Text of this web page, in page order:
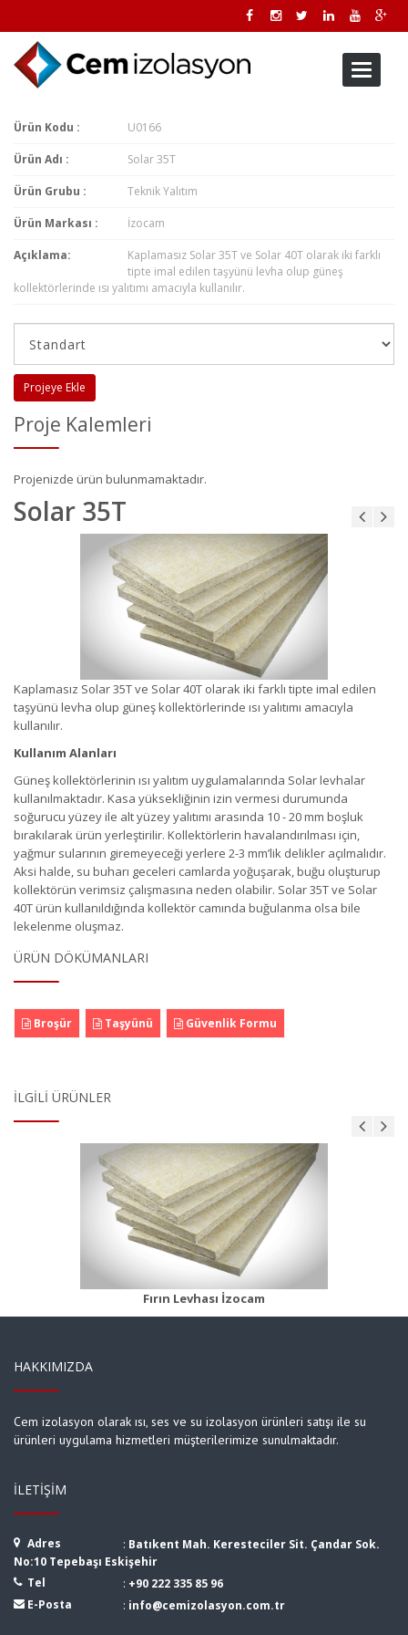
Toggle
Ürün Kodu : U0166
Ürün Adı : Solar 35T
Ürün Grubu : Teknik Yalıtım
Ürün Markası : İzocam
Açıklama:
Kaplamasız Solar 35T ve Solar 40T olarak iki farklı
tipte imal edilen taşyünü levha olup güneş
kollektörlerinde ısı yalıtımı amacıyla kullanılır.
Projeye Ekle
Proje Kalemleri
Projenizde ürün bulunmamaktadır.
Solar 35T
Kaplamasız Solar 35T ve Solar 40T olarak iki farklı tipte imal edilen
taşyünü levha olup güneş kollektörlerinde ısı yalıtımı amacıyla
kullanılır.
Kullanım Alanları
Güneş kollektörlerinin ısı yalıtım uygulamalarında Solar levhalar
kullanılmaktadır. Kasa yüksekliğinin izin vermesi durumunda
soğurucu yüzey ile alt yüzey yalıtımı arasında 10 - 20 mm boşluk
bırakılarak ürün yerleştirilir. Kollektörlerin havalandırılması için,
yağmur sularının giremeyeceği yerlere 2-3 mm’lik delikler açılmalıdır.
Aksi halde, su buharı geceleri camlarda yoğuşarak, buğu oluşturup
kollektörün verimsiz çalışmasına neden olabilir. Solar 35T ve Solar
40T ürün kullanıldığında kollektör camında buğulanma olsa bile
lekelenme oluşmaz.
ÜRÜN DÖKÜMANLARI
Broşür Taşyünü Güvenlik Formu
İLGILI ÜRÜNLER
Fırın Levhası İzocam
Fırın Şiltesi 55 Beyaz
Ürün Detayı
HAKKIMIZDA
Cem izolasyon olarak ısı, ses ve su izolasyon ürünleri satışı ile su
ürünleri uygulama hizmetleri müşterilerimize sunulmaktadır.
İLETIŞIM
Adres : Batıkent Mah. Keresteciler Sit. Çandar Sok.
No:10 Tepebaşı Eskişehir
Tel
: +90 222 335 85 96
E-Posta
: info@cemizolasyon.com.tr